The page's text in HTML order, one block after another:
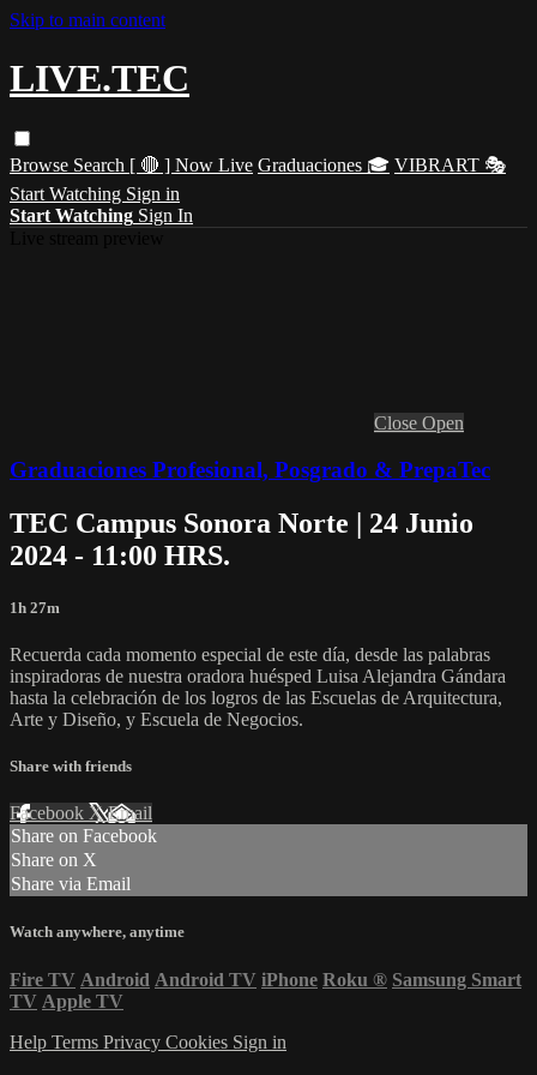
Skip to main content
LIVE.TEC
Browse Search [ 🔴 ] Now Live Graduaciones 🎓 VIBRART 🎭
Start Watching Sign in
Start Watching Sign In
Close Open
Graduaciones Profesional, Posgrado & PrepaTec
TEC Campus Sonora Norte | 24 Junio
2024 - 11:00 HRS.
1h 27m
Recuerda cada momento especial de este día, desde las palabras
inspiradoras de nuestra oradora huésped Luisa Alejandra Gándara
hasta la celebración de los logros de las Escuelas de Arquitectura,
Arte y Diseño, y Escuela de Negocios.
Share with friends
Facebook XEmail
Share on Facebook
Share on X
Share via Email
Watch anywhere, anytime
Fire TV Android Android TV iPhone Roku ® Samsung Smart
TV Apple TV
Help Terms Privacy Cookies Sign in